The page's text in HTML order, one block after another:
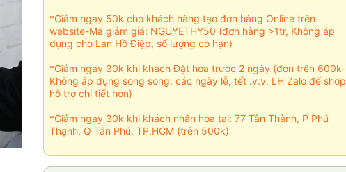
*Giảm ngay 50k cho khách hàng tạo đơn hàng Online trên
website-Mã giảm giá: NGUYETHY50 (đơn hàng >1tr, Không áp
dụng cho Lan Hồ Điệp, số lượng có hạn)
*Giảm ngay 30k khi khách Đặt hoa trước 2 ngày (đơn trên 600k-
Không áp dụng song song, các ngày lễ, tết .v.v. LH Zalo để shop
hỗ trợ chi tiết hơn)
*Giảm ngay 30k khi khách nhận hoa tại: 77 Tân Thành, P Phú
Thạnh, Q Tân Phú, TP.HCM (trên 500k)